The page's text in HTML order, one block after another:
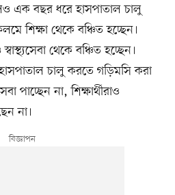
এক বছর ধরে হাসপাতাল চালু
শিক্ষা থেকে বঞ্চিত হচ্ছেন।
থেকে বঞ্চিত হচ্ছেন।
হাসপাতাল চালু করতে গড়িমসি করা
পাচ্ছেন না, শিক্ষার্থীরাও
না।